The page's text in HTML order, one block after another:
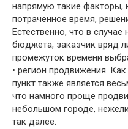
напрямую такие факторы,
потраченное время,
Естественно, что в
бюджета, заказчик вряд
промежуток времени
• регион продвижения.
пункт также является
что намного проще
небольшом городе,
так далее.